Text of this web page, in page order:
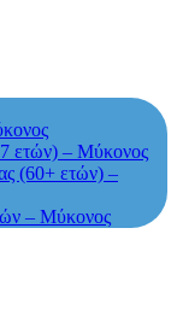
ετών) – Μύκονος
(60+ ετών) –
– Μύκονος